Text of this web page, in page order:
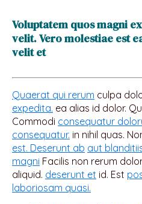
Voluptatem quos magni
velit. Vero molestiae est
velit et
Quaerat qui rerum culpa
expedita. ea alias id dolor.
Commodi consequatur
consequatur. in nihil quas.
est. Deserunt ab aut
magni Facilis non rerum
aliquid. deserunt et id. Est
laboriosam quasi.